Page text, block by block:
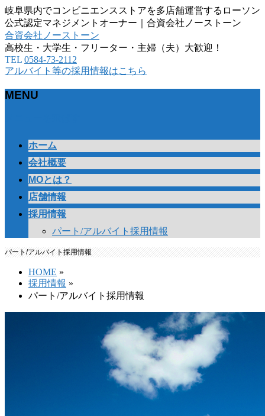
岐阜県内でコンビニエンスストアを多店舗運営するローソン
公式認定マネジメントオーナー｜合資会社ノーストーン
合資会社ノーストーン
高校生・大学生・フリーター・主婦（夫）大歓迎！
TEL 0584-73-2112
アルバイト等の採用情報はこちら
MENU
ホーム
会社概要
MOとは？
店舗情報
採用情報
パート/アルバイト採用情報
パート/アルバイト採用情報
HOME »
採用情報 »
パート/アルバイト採用情報